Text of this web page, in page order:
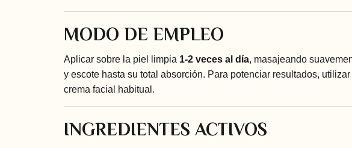
MODO DE EMPLEO
Aplicar sobre la piel limpia 1-2 veces al día, masajeando
y escote hasta su total absorción. Para potenciar resultados,
crema facial habitual.
INGREDIENTES ACTIVOS